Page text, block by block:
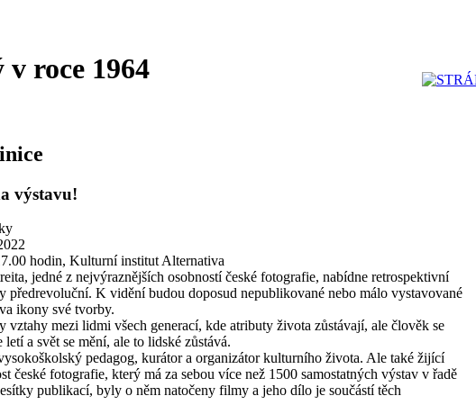
roce 1964
výstavu!
hodin, Kulturní institut Alternativa
jedné z nejvýraznějších osobností české fotografie, nabídne retrospektivní
předrevoluční. K vidění budou doposud nepublikované nebo málo vystavované
ikony své tvorby.
vztahy mezi lidmi všech generací, kde atributy života zůstávají, ale člověk se
a svět se mění, ale to lidské zůstává.
pedagog, kurátor a organizátor kulturního života. Ale také žijící
české fotografie, který má za sebou více než 1500 samostatných výstav v řadě
publikací, byly o něm natočeny filmy a jeho dílo je součástí těch